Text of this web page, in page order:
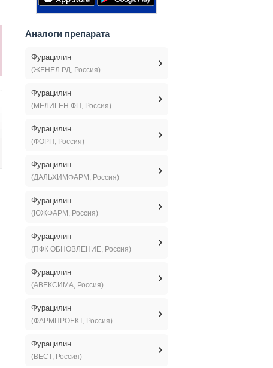
Аналоги препарата
Фурацилин
(ЖЕНЕЛ РД, Россия)
Фурацилин
(МЕЛИГЕН ФП, Россия)
Фурацилин
(ФОРП, Россия)
Фурацилин
(ДАЛЬХИМФАРМ, Россия)
Фурацилин
(ЮЖФАРМ, Россия)
Фурацилин
(ПФК ОБНОВЛЕНИЕ, Россия)
Фурацилин
(АВЕКСИМА, Россия)
Фурацилин
(ФАРМПРОЕКТ, Россия)
Фурацилин
(ВЕСТ, Россия)